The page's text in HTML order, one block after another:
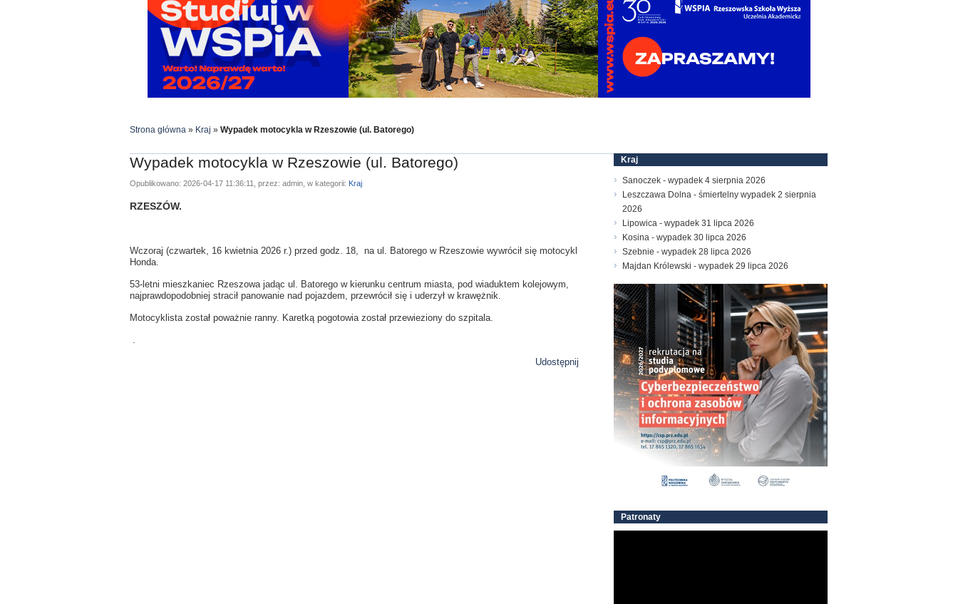
Strona główna » Kraj » Wypadek motocykla w Rzeszowie (ul. Batorego)
Wypadek motocykla w Rzeszowie (ul. Batorego)
Opublikowano: 2026-04-17 11:36:11, przez: admin, w kategorii: Kraj
RZESZÓW.
Wczoraj (czwartek, 16 kwietnia 2026 r.) przed godz. 18, na ul. Batorego w Rzeszowie wywrócił się motocykl
Honda.
53-letni mieszkaniec Rzeszowa jadąc ul. Batorego w kierunku centrum miasta, pod wiaduktem kolejowym,
najprawdopodobniej stracił panowanie nad pojazdem, przewrócił się i uderzył w krawężnik.
Motocyklista został poważnie ranny. Karetką pogotowia został przewieziony do szpitala.
.
Udostępnij
Kraj
Sanoczek - wypadek 4 sierpnia 2026
Leszczawa Dolna - śmiertelny wypadek 2 sierpnia
2026
Lipowica - wypadek 31 lipca 2026
Kosina - wypadek 30 lipca 2026
Szebnie - wypadek 28 lipca 2026
Majdan Królewski - wypadek 29 lipca 2026
Patronaty